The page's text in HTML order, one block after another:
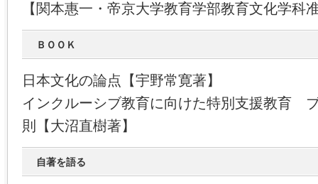
【関本惠一・帝京大学教育学部教育文化学科
ＢＯＯＫ
日本文化の論点【宇野常寛著】
インクルーシブ教育に向けた特別支援教育
則【大沼直樹著】
自著を語る